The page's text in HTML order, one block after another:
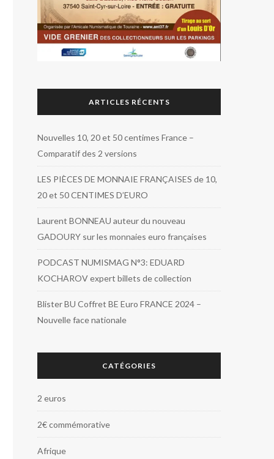
ARTICLES RÉCENTS
Nouvelles 10, 20 et 50 centimes France –
Comparatif des 2 versions
LES PIÈCES DE MONNAIE FRANÇAISES de 10,
20 et 50 CENTIMES D’EURO
Laurent BONNEAU auteur du nouveau
GADOURY sur les monnaies euro françaises
PODCAST NUMISMAG N°3: EDUARD
KOCHAROV expert billets de collection
Blister BU Coffret BE Euro FRANCE 2024 –
Nouvelle face nationale
CATÉGORIES
2 euros
2€ commémorative
Afrique